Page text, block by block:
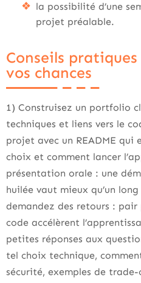
la possibilité d’une
projet préalable.
Conseils
vos chances
1) Construisez un portfolio
techniques et liens vers le
projet avec un README qui
choix et comment lancer
présentation orale : une
huilée vaut mieux qu’un
demandez des retours :
code accélèrent
petites réponses aux
tel choix technique,
sécurité, exemples de trade-